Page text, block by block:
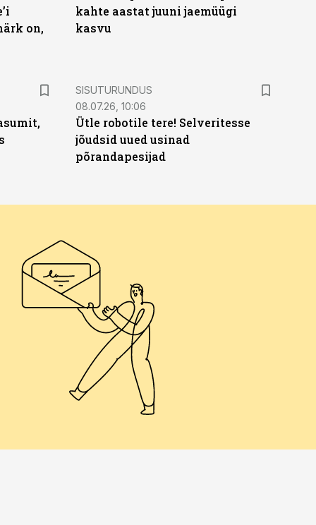
on,
kahte aastat juuni jaemüügi
kasvu
ST
SISUTURUNDUS
08.07.26, 10:06
Ütle robotile tere! Selveritesse
jõudsid uued usinad
põrandapesijad